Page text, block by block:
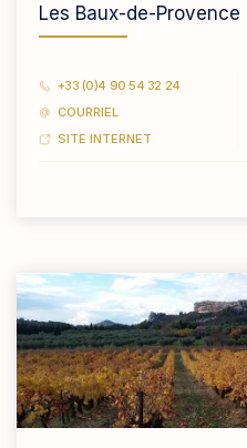
Les Baux-de-Provence
+33 (0)4 90 54 32 24
COURRIEL
SITE INTERNET